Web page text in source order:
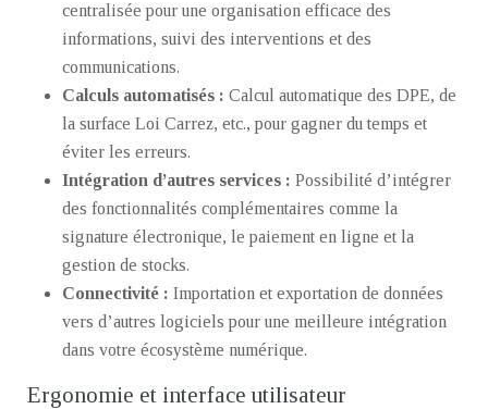
centralisée pour une organisation efficace des
informations, suivi des interventions et des
communications.
Calculs automatisés : Calcul automatique des DPE, de
la surface Loi Carrez, etc., pour gagner du temps et
éviter les erreurs.
Intégration d’autres services : Possibilité d’intégrer
des fonctionnalités complémentaires comme la
signature électronique, le paiement en ligne et la
gestion de stocks.
Connectivité : Importation et exportation de données
vers d’autres logiciels pour une meilleure intégration
dans votre écosystème numérique.
Ergonomie et interface utilisateur